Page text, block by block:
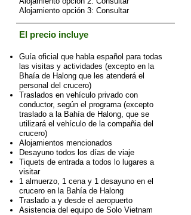
Alojamiento opción 3: Consultar
El precio incluye
Guía oficial que habla español para todas
las visitas y actividades (excepto en la
Bhaía de Halong que les atenderá el
personal del crucero)
Traslados en vehículo privado con
conductor, según el programa (excepto
traslado a la Bahía de Halong, que se
utilizará el vehículo de la compañia del
crucero)
Alojamientos mencionados
Desayuno todos los días de viaje
Tiquets de entrada a todos lo lugares a
visitar
1 almuerzo, 1 cena y 1 desayuno en el
crucero en la Bahía de Halong
Traslado a y desde el aeropuerto
Asistencia del equipo de Solo Vietnam